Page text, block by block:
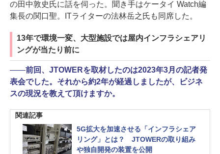
の田中敦史氏に話を伺った。聞き手はケータイ Watch編
集長の関口聖。ITライターの法林岳之氏も同席した。
13年で環境一変、大型施設では屋内インフラシェアリ
ングが当たり前に
――前回、JTOWERを取材したのは2023年3月の記者発
表会でした。それから約2年が経過しましたが、ビジネ
スの現況を教えて頂けますか。
関連記事
5G拡大を加速させる「インフラシェア
リング」とは？ JTOWERの取り組み
や独自開発の装置を公開